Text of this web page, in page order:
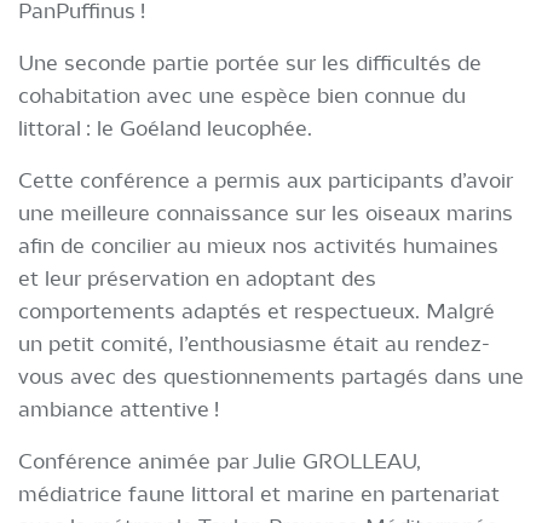
PanPuffinus !
Une seconde partie portée sur les difficultés de
cohabitation avec une espèce bien connue du
littoral : le Goéland leucophée.
Cette conférence a permis aux participants d’avoir
une meilleure connaissance sur les oiseaux marins
afin de concilier au mieux nos activités humaines
et leur préservation en adoptant des
comportements adaptés et respectueux. Malgré
un petit comité, l’enthousiasme était au rendez-
vous avec des questionnements partagés dans une
ambiance attentive !
Conférence animée par Julie GROLLEAU,
médiatrice faune littoral et marine en partenariat